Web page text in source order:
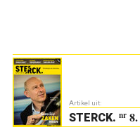
Artikel uit:
STERCK. nr8.